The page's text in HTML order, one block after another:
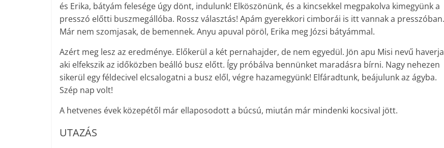
és Erika, bátyám felesége úgy dönt, indulunk! Elköszönünk, és a kincsekkel megpakolva kimegyünk a
presszó előtti buszmegállóba. Rossz választás! Apám gyerekkori cimborái is itt vannak a presszóban.
Már nem szomjasak, de bemennek. Anyu apuval pöröl, Erika meg Józsi bátyámmal.
Azért meg lesz az eredménye. Előkerül a két pernahajder, de nem egyedül. Jön apu Misi nevű
aki elfekszik az időközben beálló busz előtt. Így próbálva bennünket maradásra bírni. Nagy nehezen
sikerül egy féldecivel elcsalogatni a busz elől, végre hazamegyünk! Elfáradtunk, beájulunk az ágyba.
Szép nap volt!
A hetvenes évek közepétől már ellaposodott a búcsú, miután már mindenki kocsival jött.
UTAZÁS